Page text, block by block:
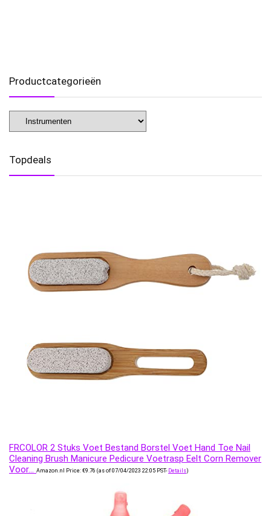
Productcategorieën
Topdeals
FRCOLOR 2 Stuks Voet Bestand Borstel Voet Hand Toe Nail
Cleaning Brush Manicure Pedicure Voetrasp Eelt Corn Remover
Voor… Amazon.nl Price: €9.76 (as of 07/04/2023 22:05 PST- Details)